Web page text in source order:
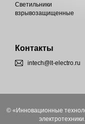
Светильники
взрывозащищенные
Контакты
intech@lt-electro.ru
© «Инновационные